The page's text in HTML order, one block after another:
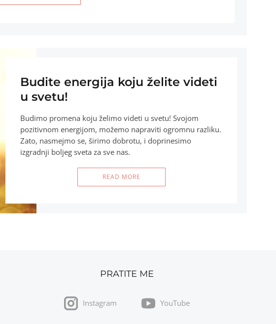
Budite energija koju želite videti
u svetu!
Budimo promena koju želimo videti u svetu! Svojom
pozitivnom energijom, možemo napraviti ogromnu razliku.
Zato, nasmejmo se, širimo dobrotu, i doprinesimo
izgradnji boljeg sveta za sve nas.
READ MORE
PRATITE ME
Instagram YouTube